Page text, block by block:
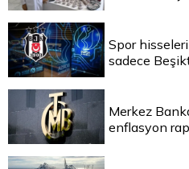
Spor hisseleri
sadece
Merkez
enflasyon